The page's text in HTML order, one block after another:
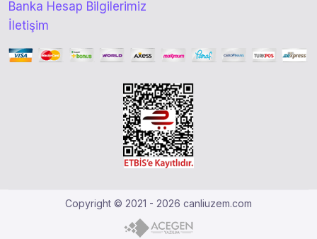
Banka Hesap Bilgilerimiz
İletişim
Copyright © 2021 - 2026 canliuzem.com